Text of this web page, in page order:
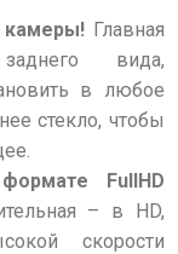
камеры! Главная
вида,
в любое
стекло, чтобы
FullHD
– в HD,
скорости